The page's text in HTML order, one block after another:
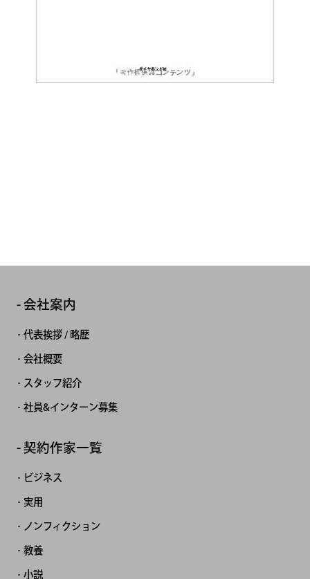
会社案内
代表挨拶 / 略歴
会社概要
スタッフ紹介
社員&インターン募集
契約作家一覧
ビジネス
実用
ノンフィクション
教養
小説